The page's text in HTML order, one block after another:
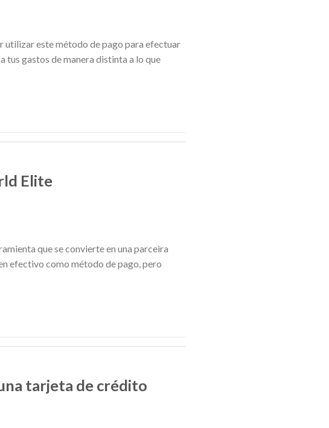
utilizar este método de pago para efectuar
tus gastos de manera distinta a lo que
Elite
que se convierte en una parceira
efectivo como método de pago, pero
tarjeta de crédito